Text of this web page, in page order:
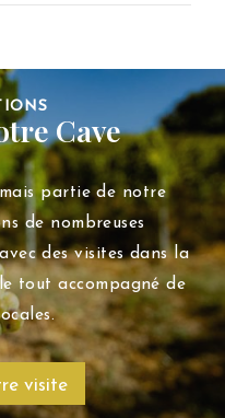
Cave
partie de notre
de nombreuses
des visites dans la
tout accompagné de
visite